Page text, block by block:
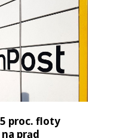
proc. floty
prąd